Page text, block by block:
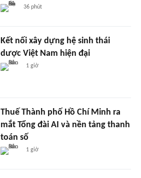
36 phút
Kết nối xây dựng hệ sinh thái
dược Việt Nam hiện đại
1 giờ
Thuế Thành phố Hồ Chí Minh ra
mắt Tổng đài AI và nền tảng thanh
toán số
1 giờ